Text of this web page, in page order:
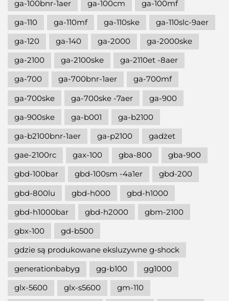
ga-100bnr-1aer ga-100cm
ga-100mf
ga-110
ga-110mf ga-110ske
ga-110slc-9aer
ga-120
ga-140 ga-2000
ga-2000ske
ga-2100
ga-2100ske
ga-2110et -8aer
ga-700
ga-700bnr-1aer
ga-700mf
ga-700ske
ga-700ske -7aer
ga-900
ga-900ske
ga-b001
ga-b2100
ga-b2100bnr-1aer
ga-p2100
gadżet
gae-2100rc
gax-100 gba-800
gba-900
gbd-100bar
gbd-100sm -4a1er
gbd-200
gbd-800lu
gbd-h000
gbd-h1000
gbd-h1000bar
gbd-h2000
gbm-2100
gbx-100
gd-b500
gdzie są produkowane eksluzywne g-shock
generationbabyg
gg-b100
gg1000
glx-5600
glx-s5600
gm-110